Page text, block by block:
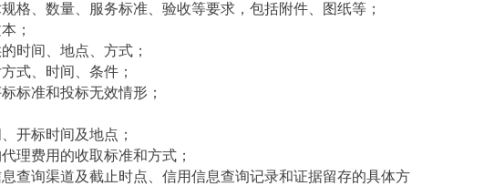
格、数量、服务标准、验收等要求，包括附件、图纸等；
；
时间、地点、方式；
式、时间、条件；
标准和投标无效情形；
开标时间及地点；
理费用的收取标准和方式；
息查询渠道及截止时点、信用信息查询记录和证据留存的具体方